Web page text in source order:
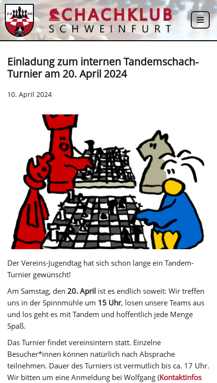
Zum
Inhalt
Einladung zum internen Tandemschach-
Turnier am 20. April 2024
10. April 2024
Der Vereins-Jugendtag hat sich schon lange ein Tandem-
Turnier gewünscht!
Am Samstag, den 20. April ist es endlich soweit: Wir treffen
uns in der Spinnmühle um 15 Uhr, losen unsere Teams aus
und los geht es mit Tandem und hoffentlich jede Menge
Spaß.
Das Turnier findet vereinsintern statt. Einzelne
Besucher*innen können natürlich nach Absprache
teilnehmen. Dauer des Turniers ist vermutlich bis ca. 17 Uhr.
Wir bitten um eine Anmeldung bei Wolfgang (Kontaktinfos